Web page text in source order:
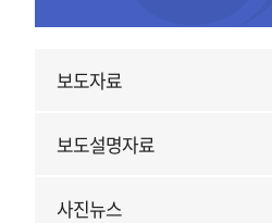
보도자료
보도설명자료
사진뉴스